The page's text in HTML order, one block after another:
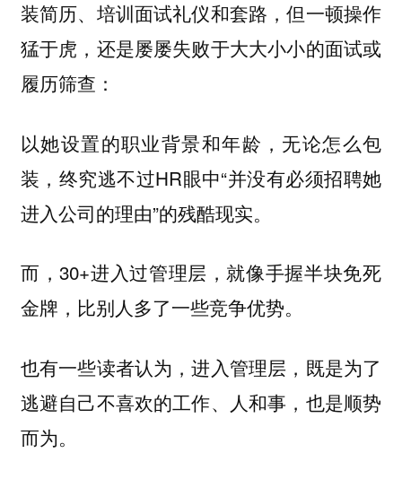
装简历、培训面试礼仪和套路，但一顿操作
猛于虎，还是屡屡失败于大大小小的面试或
履历筛查：
以她设置的职业背景和年龄，无论怎么包
装，终究逃不过HR眼中“并没有必须招聘她
进入公司的理由”的残酷现实。
而，30+进入过管理层，就像手握半块免死
金牌，比别人多了一些竞争优势。
也有一些读者认为，进入管理层，既是为了
逃避自己不喜欢的工作、人和事，也是顺势
而为。